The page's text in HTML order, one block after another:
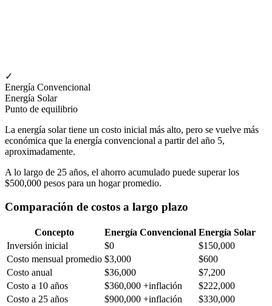
✓
Energía Convencional
Energía Solar
Punto de equilibrio
La energía solar tiene un costo inicial más alto, pero se vuelve más
económica que la energía convencional a partir del año 5,
aproximadamente.
A lo largo de 25 años, el ahorro acumulado puede superar los
$500,000 pesos para un hogar promedio.
Comparación de costos a largo plazo
Concepto Energía Convencional Energía Solar
Inversión inicial
$0
$150,000
Costo mensual promedio $3,000
$600
Costo anual
$36,000
$7,200
Costo a 10 años
$360,000 +inflación
$222,000
Costo a 25 años
$900,000 +inflación
$330,000